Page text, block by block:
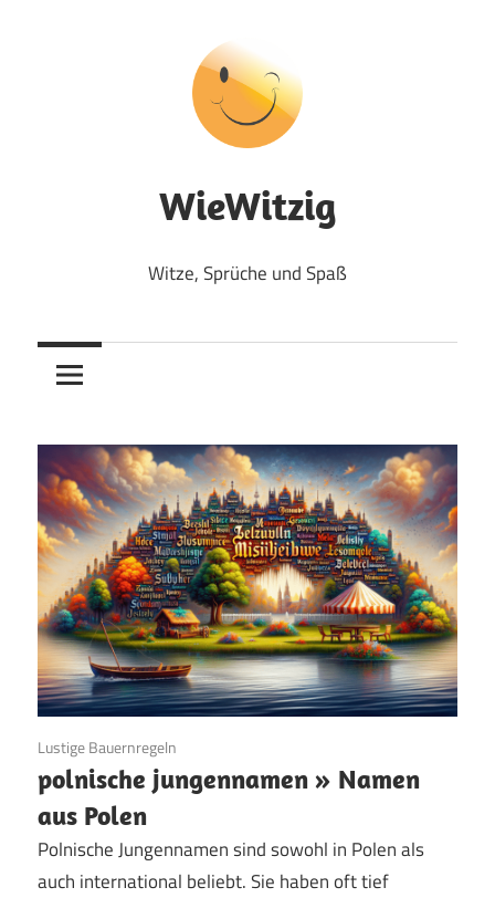
WieWitzig
Witze, Sprüche und Spaß
25. Juni 2024
Lustige Bauernregeln
polnische jungennamen » Namen
aus Polen
Polnische Jungennamen sind sowohl in Polen als
auch international beliebt. Sie haben oft tief